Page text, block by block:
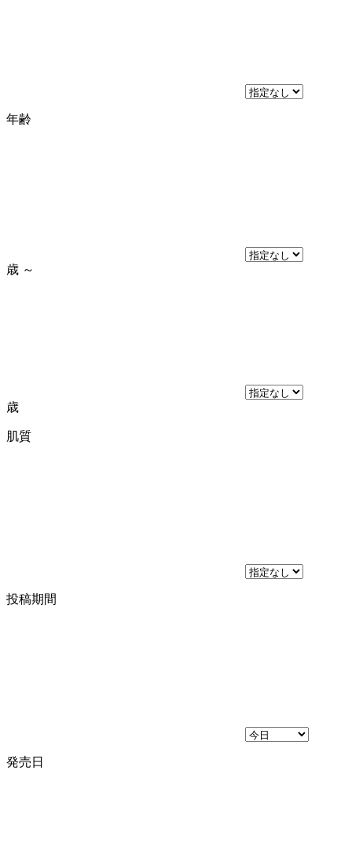
年齢
歳 ～
歳
肌質
投稿期間
発売日